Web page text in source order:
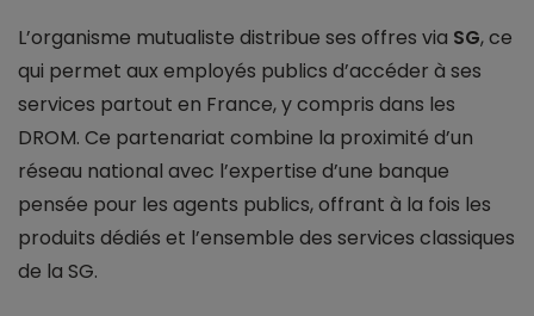
L’organisme mutualiste distribue ses offres via SG, ce
qui permet aux employés publics d’accéder à ses
services partout en France, y compris dans les
DROM. Ce partenariat combine la proximité d’un
réseau national avec l’expertise d’une banque
pensée pour les agents publics, offrant à la fois les
produits dédiés et l’ensemble des services classiques
de la SG.